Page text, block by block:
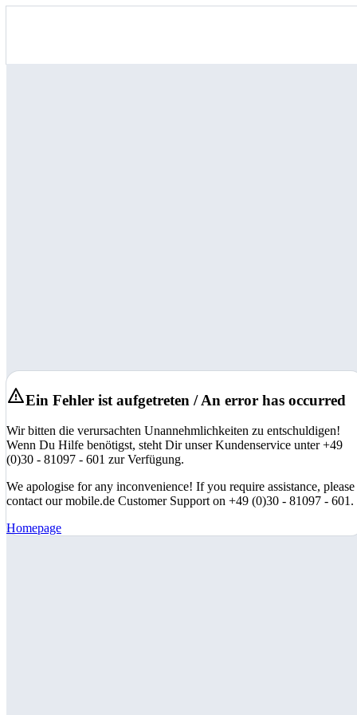
Ein Fehler ist aufgetreten / An error has occurred
Wir bitten die verursachten Unannehmlichkeiten zu entschuldigen!
Wenn Du Hilfe benötigst, steht Dir unser Kundenservice unter +49
(0)30 - 81097 - 601 zur Verfügung.
We apologise for any inconvenience! If you require assistance, please
contact our mobile.de Customer Support on +49 (0)30 - 81097 - 601.
Homepage